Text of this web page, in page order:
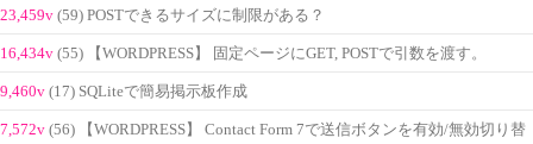
23,459v (59) POSTできるサイズに制限がある？
16,434v (55) 【WORDPRESS】 固定ページにGET, POSTで引数を渡す。
9,460v (17) SQLiteで簡易掲示板作成
7,572v (56) 【WORDPRESS】 Contact Form 7で送信ボタンを有効/無効切り替